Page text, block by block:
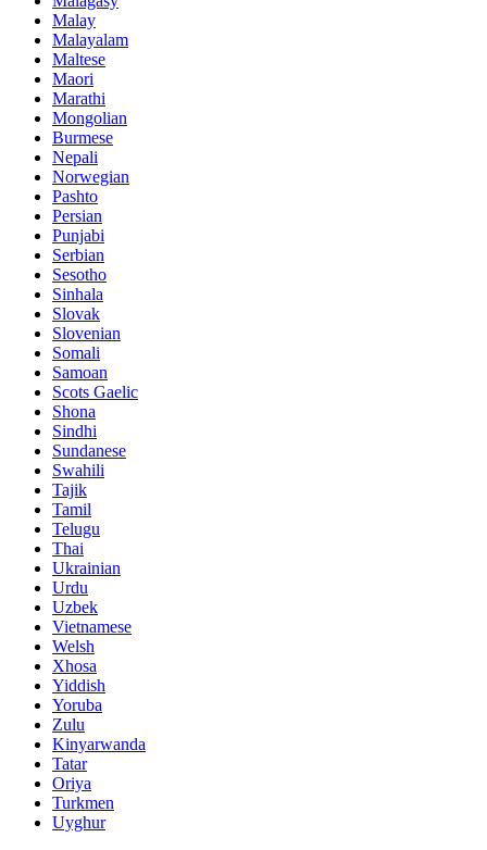
Malay
Malayalam
Maltese
Maori
Marathi
Mongolian
Burmese
Nepali
Norwegian
Pashto
Persian
Punjabi
Serbian
Sesotho
Sinhala
Slovak
Slovenian
Somali
Samoan
Scots Gaelic
Shona
Sindhi
Sundanese
Swahili
Tajik
Tamil
Telugu
Thai
Ukrainian
Urdu
Uzbek
Vietnamese
Welsh
Xhosa
Yiddish
Yoruba
Zulu
Kinyarwanda
Tatar
Oriya
Turkmen
Uyghur